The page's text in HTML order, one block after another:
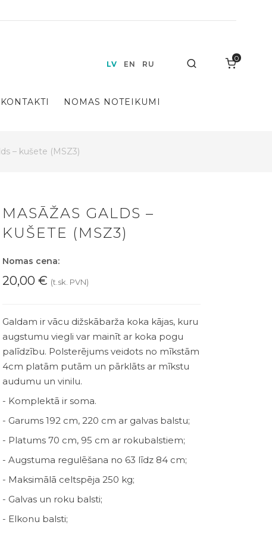
KONTAKTI NOMAS NOTEIKUMI
LV EN RU
0
– kušete (MSZ3)
MASĀŽAS GALDS –
KUŠETE (MSZ3)
Nomas cena:
20,00€ (t.sk. PVN)
Galdam ir vācu dižskābarža koka kājas, kuru
augstumu viegli var mainīt ar koka pogu
palīdzību. Polsterējums veidots no mīkstām
4cm platām putām un pārklāts ar mīkstu
audumu un vinilu.
- Komplektā ir soma.
- Garums 192 cm, 220 cm ar galvas balstu;
- Platums 70 cm, 95 cm ar rokubalstiem;
- Augstuma regulēšana no 63 līdz 84 cm;
- Maksimālā celtspēja 250 kg;
- Galvas un roku balsti;
- Elkonu balsti;